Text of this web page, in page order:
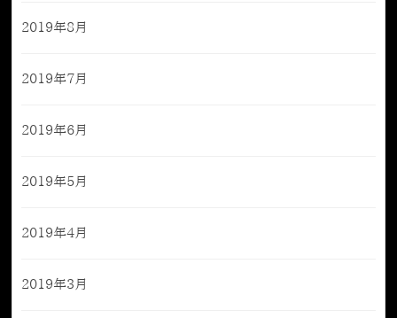
2019年8月
2019年7月
2019年6月
2019年5月
2019年4月
2019年3月